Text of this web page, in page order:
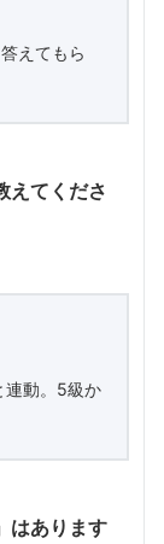
えてもら
えてくださ
連動。5級か
はあります